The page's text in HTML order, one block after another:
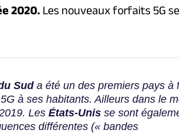
2020. Les nouveaux forfaits 5G
Suda été un des premiers pays à
à ses habitants. Ailleurs dans le
Les États-Unis se sont
différentes (« bandes